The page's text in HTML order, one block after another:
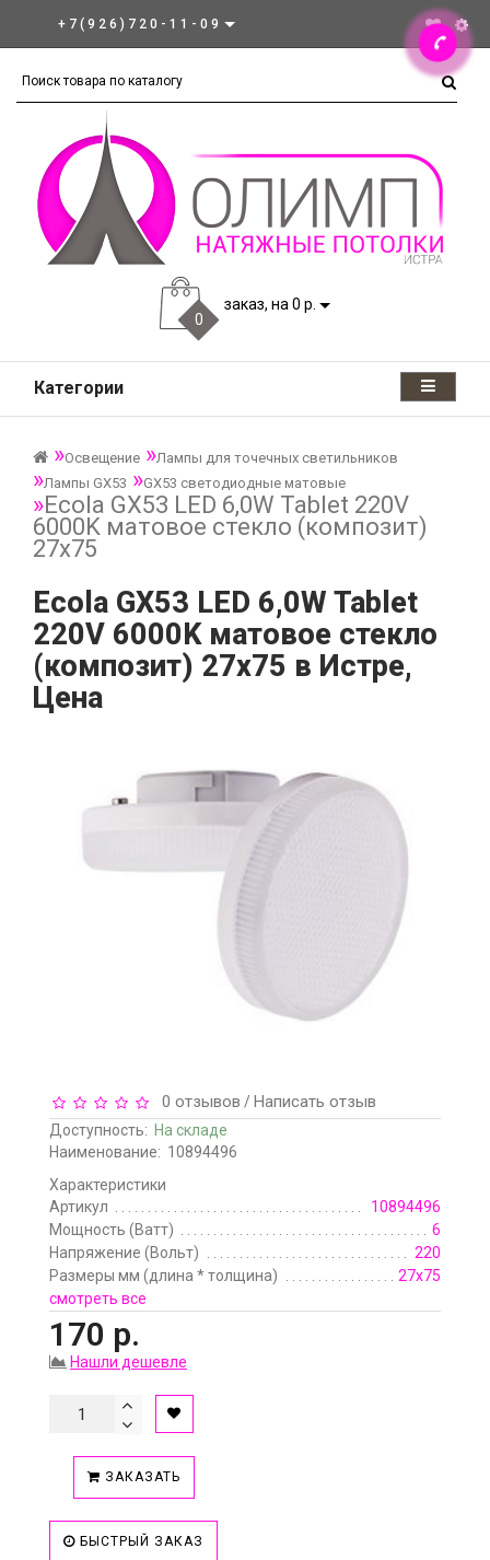
+7(926)720-11-09
0
заказ, на 0 р.
Категории
Освещение
Лампы для точечных светильников
Лампы GX53
GX53 светодиодные матовые
Ecola GX53 LED 6,0W Tablet 220V
6000K матовое стекло (композит)
27x75
Ecola GX53 LED 6,0W Tablet
220V 6000K матовое стекло
(композит) 27x75 в Истре,
Цена
0 отзывов /Написать отзыв
Доступность: На складе
Наименование: 10894496
Характеристики
Артикул
10894496
Мощность (Ватт)
6
Напряжение (Вольт)
220
Размеры мм (длина * толщина)
27х75
смотреть все
170 р.
Нашли дешевле
ЗАКАЗАТЬ
БЫСТРЫЙ ЗАКАЗ